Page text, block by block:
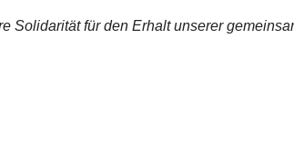
Solidarität für den Erhalt unserer